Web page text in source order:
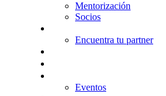
Mentorización
Socios
Encuentra tu partner
Eventos